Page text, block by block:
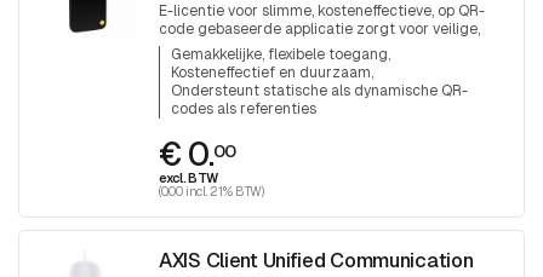
E-licentie voor slimme, kosteneffectieve, op QR-
code gebaseerde applicatie zorgt voor veilige,
efficiënte en betrouwbare toegangscontrole.
Gemakkelijke, flexibele toegang
Kosteneffectief en duurzaam
Ondersteunt statische als dynamische QR-
codes als referenties
€ 0.00
excl. BTW
(0.00 incl. 21% BTW)
AXIS Client Unified Communication